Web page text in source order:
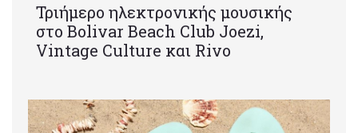
Τριήμερο ηλεκτρονικής μουσικής
στο Bolivar Beach Club Joezi,
Vintage Culture και Rivo